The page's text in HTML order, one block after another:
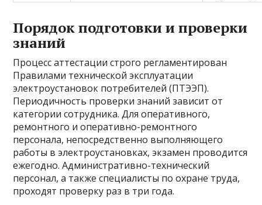
Порядок подготовки и проверки
знаний
Процесс аттестации строго регламентирован
Правилами технической эксплуатации
электроустановок потребителей (ПТЭЭП).
Периодичность проверки знаний зависит от
категории сотрудника. Для оперативного,
ремонтного и оперативно-ремонтного
персонала, непосредственно выполняющего
работы в электроустановках, экзамен проводится
ежегодно. Административно-технический
персонал, а также специалисты по охране труда,
проходят проверку раз в три года.